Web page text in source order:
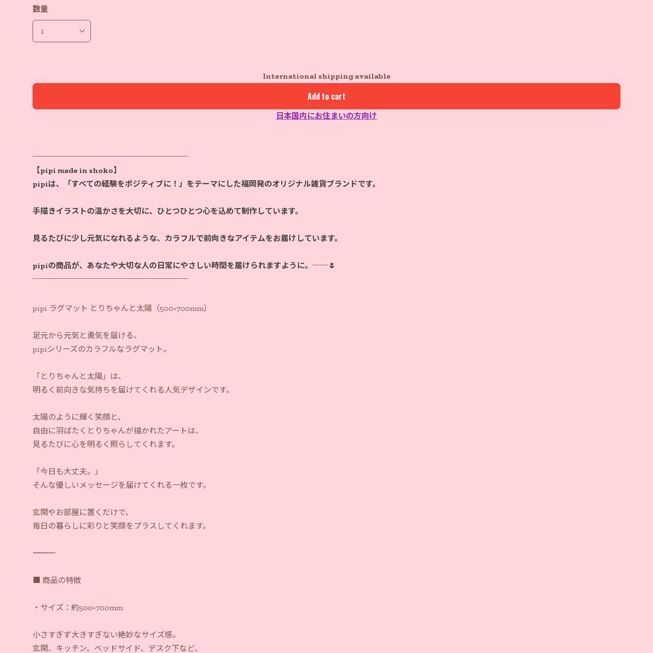
数量
International shipping available
Add to cart
日本国内にお住まいの方向け
────────────────────
【pipi made in shoko】
pipiは、「すべての経験をポジティブに！」をテーマにした福岡発のオリジナル雑貨ブランドです。
手描きイラストの温かさを大切に、ひとつひとつ心を込めて制作しています。
見るたびに少し元気になれるような、カラフルで前向きなアイテムをお届けしています。
pipiの商品が、あなたや大切な人の日常にやさしい時間を届けられますように。──🌷
pipi ラグマット とりちゃんと太陽（500×700mm）
足元から元気と勇気を届ける、
pipiシリーズのカラフルなラグマット。
「とりちゃんと太陽」は、
明るく前向きな気持ちを届けてくれる人気デザインです。
太陽のように輝く笑顔と、
自由に羽ばたくとりちゃんが描かれたアートは、
見るたびに心を明るく照らしてくれます。
「今日も大丈夫。」
そんな優しいメッセージを届けてくれる一枚です。
玄関やお部屋に置くだけで、
毎日の暮らしに彩りと笑顔をプラスしてくれます。
―――――――――――
■ 商品の特徴
・サイズ：約500×700mm
小さすぎず大きすぎない絶妙なサイズ感。
玄関、キッチン、ベッドサイド、デスク下など、